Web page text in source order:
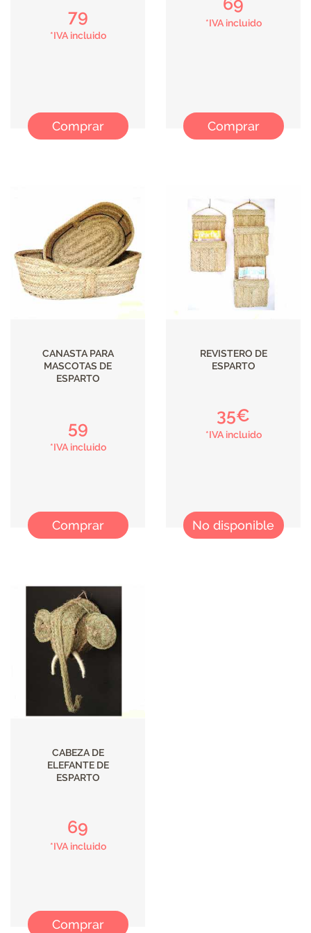
79
*IVA incluido
Comprar
*IVA incluido
Comprar
CANASTA PARA
MASCOTAS DE
ESPARTO
59
*IVA incluido
Comprar
REVISTERO DE
ESPARTO
35€
*IVA incluido
No disponible
CABEZA DE
ELEFANTE DE
ESPARTO
69
*IVA incluido
Comprar